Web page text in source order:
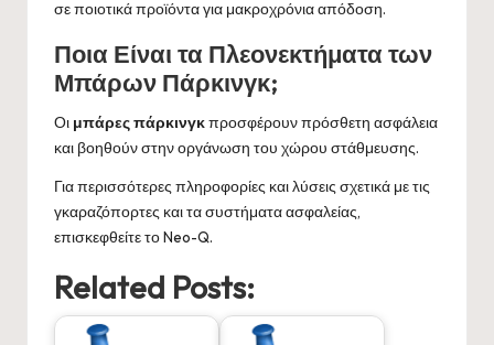
σε ποιοτικά προϊόντα για μακροχρόνια απόδοση.
Ποια Είναι τα Πλεονεκτήματα των
Μπάρων Πάρκινγκ;
Οι μπάρες πάρκινγκπροσφέρουν πρόσθετη ασφάλεια
και βοηθούν στην οργάνωση του χώρου στάθμευσης.
Για περισσότερες πληροφορίες και λύσεις σχετικά με τις
γκαραζόπορτες και τα συστήματα ασφαλείας,
επισκεφθείτε τοNeo-Q.
Related Posts: